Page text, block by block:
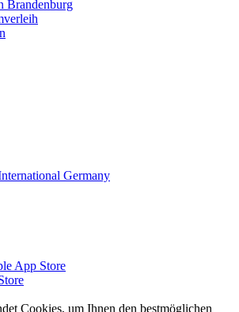
App Store
Cookies, um Ihnen den bestmöglichen